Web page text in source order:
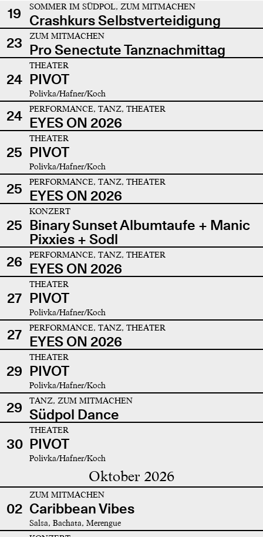
19 SOMMER IM SÜDPOL, ZUM MITMACHEN
Crashkurs Selbstverteidigung
23
ZUM MITMACHEN
Pro Senectute Tanznachmittag
24
THEATER
PIVOT
Polivka/Hafner/Koch
24 PERFORMANCE, TANZ, THEATER
EYES ON 2026
25
THEATER
PIVOT
Polivka/Hafner/Koch
25 PERFORMANCE, TANZ, THEATER
EYES ON 2026
25
KONZERT
Binary Sunset Albumtaufe + Manic
Pixxies + Sodl
26
PERFORMANCE, TANZ, THEATER
EYES ON 2026
27
THEATER
PIVOT
Polivka/Hafner/Koch
27 PERFORMANCE, TANZ, THEATER
EYES ON 2026
29
THEATER
PIVOT
Polivka/Hafner/Koch
29 TANZ, ZUM MITMACHEN
Südpol Dance
30
THEATER
PIVOT
Polivka/Hafner/Koch
Oktober 2026
02
ZUM MITMACHEN
Caribbean Vibes
Salsa, Bachata, Merengue